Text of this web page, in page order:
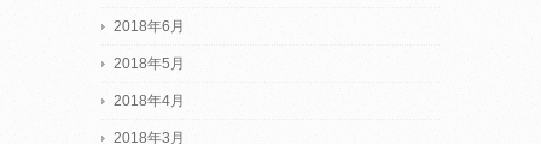
2018年6月
2018年5月
2018年4月
2018年3月